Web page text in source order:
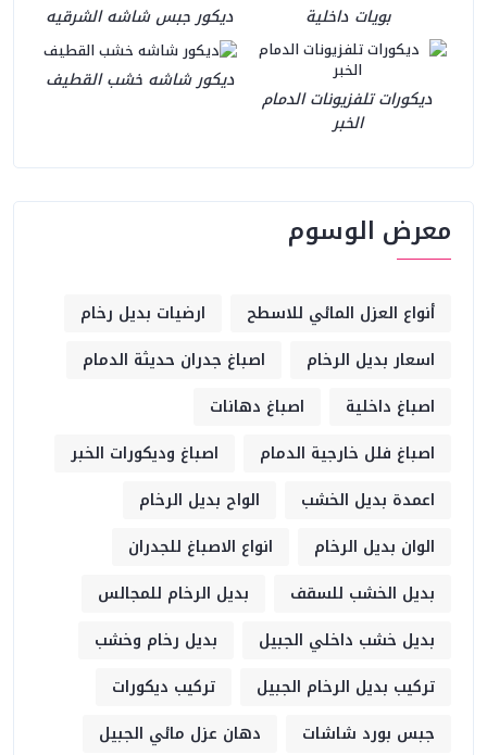
بويات داخلية ديكور جبس شاشه الشرقيه
ديكورات تلفزيونات الدمام
الخبر
ديكور شاشه خشب القطيف
معرض الوسوم
أنواع العزل المائي للاسطح
ارضيات بديل رخام
اسعار بديل الرخام
اصباغ جدران حديثة الدمام
اصباغ داخلية
اصباغ دهانات
اصباغ فلل خارجية الدمام
اصباغ وديكورات الخبر
اعمدة بديل الخشب
الواح بديل الرخام
الوان بديل الرخام
انواع الاصباغ للجدران
بديل الخشب للسقف
بديل الرخام للمجالس
بديل خشب داخلي الجبيل
بديل رخام وخشب
تركيب بديل الرخام الجبيل
تركيب ديكورات
جبس بورد شاشات
دهان عزل مائي الجبيل